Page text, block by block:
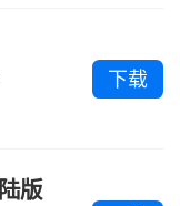
下载
版